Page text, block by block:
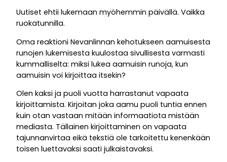
Uutiset ehtii lukemaan myöhemmin päivällä. Vaikka
ruokatunnilla.
Oma reaktioni Nevanlinnan kehotukseen aamuisesta
runojen lukemisesta kuulostaa sivullisesta varmasti
kummalliselta: miksi lukea aamuisin runoja, kun
aamuisin voi kirjoittaa itsekin?
Olen kaksi ja puoli vuotta harrastanut vapaata
kirjoittamista. Kirjoitan joka aamu puoli tuntia ennen
kuin otan vastaan mitään informaatiota mistään
mediasta. Tällainen kirjoittaminen on vapaata
tajunnanvirtaa eikä tekstiä ole tarkoitettu kenenkään
toisen luettavaksi saati julkaistavaksi.